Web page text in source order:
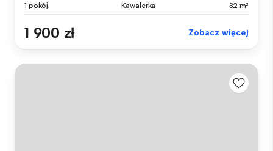
1 pokój Kawalerka 32 m²
1 900 zł Zobacz więcej